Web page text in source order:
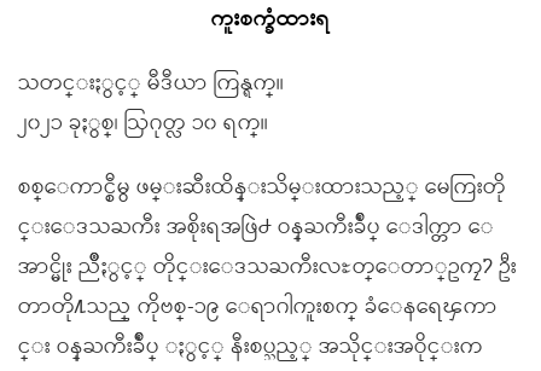
ကူးစက္ခံထားရ
သတင္းႏွင့္ မီဒီယာ ကြန္ရက္။
၂၀၂၁ ခုႏွစ္၊ ဩဂုတ္လ ၁၀ ရက္။
စစ္ေကာင္စီမွ ဖမ္းဆီးထိန္းသိမ္းထားသည့္ မေကြးတို
င္းေဒသႀကီး အစိုးရအဖြဲ႕ ဝန္ႀကီးခ်ဳပ္ ေဒါက္တာ ေ
အာင္မိုး ညိဳႏွင့္ တိုင္းေဒသႀကီးလႊတ္ေတာ္ဥကၠ႒ ဦး
တာတို႔သည္ ကိုဗစ္-၁၉ ေရာဂါကူးစက္ ခံေနရေၾကာ
င္း ဝန္ႀကီးခ်ဳပ္ ႏွင့္ နီးစပ္သည့္ အသိုင္းအဝိုင္းက